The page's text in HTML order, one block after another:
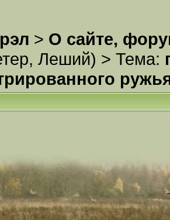
> О сайте,
, Леший) > Тема: